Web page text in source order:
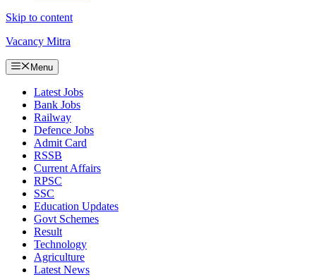
Skip to content
Vacancy Mitra
Menu
Latest Jobs
Bank Jobs
Railway
Defence Jobs
Admit Card
RSSB
Current Affairs
RPSC
SSC
Education Updates
Govt Schemes
Result
Technology
Agriculture
Latest News